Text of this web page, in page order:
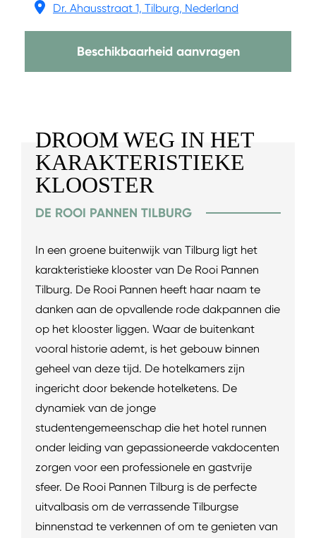
Dr. Ahausstraat 1, Tilburg, Nederland
Beschikbaarheid aanvragen
DROOM WEG IN HET
KARAKTERISTIEKE
KLOOSTER
DE ROOI PANNEN TILBURG
In een groene buitenwijk van Tilburg ligt het
karakteristieke klooster van De Rooi Pannen
Tilburg. De Rooi Pannen heeft haar naam te
danken aan de opvallende rode dakpannen die
op het klooster liggen. Waar de buitenkant
vooral historie ademt, is het gebouw binnen
geheel van deze tijd. De hotelkamers zijn
ingericht door bekende hotelketens. De
dynamiek van de jonge
studentengemeenschap die het hotel runnen
onder leiding van gepassioneerde vakdocenten
zorgen voor een professionele en gastvrije
sfeer. De Rooi Pannen Tilburg is de perfecte
uitvalbasis om de verrassende Tilburgse
binnenstad te verkennen of om te genieten van